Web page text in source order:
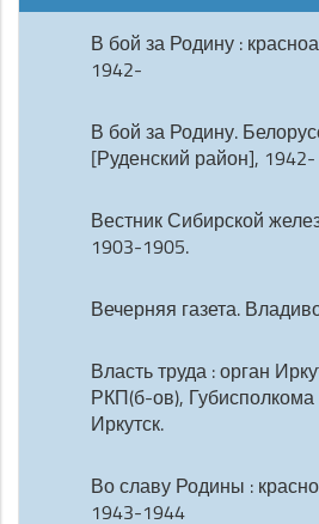
В бой за Родину :
1942-
В бой за Родину.
[Руденский район], 1942-
Вестник Сибирской
1903-1905.
Вечерняя газета.
Власть труда : орган
РКП(б-ов),
Иркутск.
Во славу Родины :
1943-1944